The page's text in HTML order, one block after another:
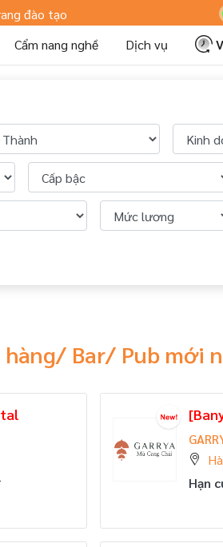
đào tạoHoteljob MV: "Tôi Là Nhân
Cẩm nang nghề Dịch vụ
Bar/ Pub mới
Hạn